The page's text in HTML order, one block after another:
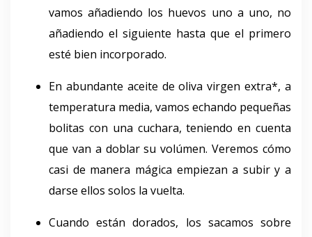
vamos añadiendo los huevos uno a uno, no
añadiendo el siguiente hasta que el primero
esté bien incorporado.
En abundante aceite de oliva virgen extra*, a
temperatura media, vamos echando pequeñas
bolitas con una cuchara, teniendo en cuenta
que van a doblar su volúmen. Veremos cómo
casi de manera mágica empiezan a subir y a
darse ellos solos la vuelta.
Cuando están dorados, los sacamos sobre